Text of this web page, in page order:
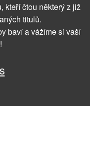
kteří čtou některý z již
titulů.
baví a vážíme si vaší